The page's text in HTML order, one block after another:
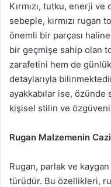
Kırmızı, tutku, enerji
sebeple, kırmızı rugan
önemli bir parçası
bir geçmişe sahip olan
zarafetini hem de
detaylarıyla
ayakkabılar ise, özünde
kişisel stilin ve
Rugan Malzemenin
Rugan, parlak ve
türüdür. Bu özellikleri,